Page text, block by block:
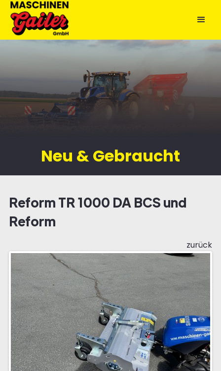
Neu & Gebraucht
Reform TR 1000 DA BCS und
Reform
zurück